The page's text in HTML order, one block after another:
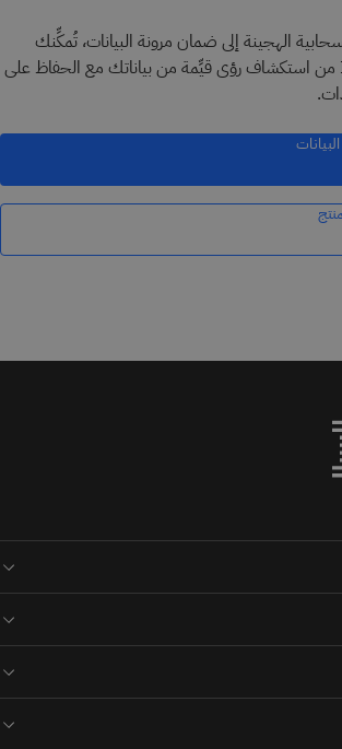
الهجينة إلى ضمان مرونة البيانات، تُمكِّنك
حلول التخزين من IBM من استكشاف رؤى قيِّمة من بياناتك مع الحفاظ على